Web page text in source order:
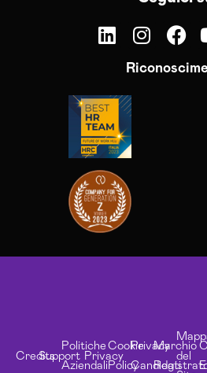
CreditsSupport
Politiche
Aziendali
Privacy
Cookie
Policy
Privacy
Candidati
Marchio
del